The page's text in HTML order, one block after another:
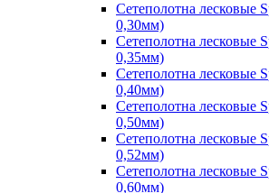
Сетеполотна лесковые
0,30мм)
Сетеполотна лесковые
0,35мм)
Сетеполотна лесковые
0,40мм)
Сетеполотна лесковые
0,50мм)
Сетеполотна лесковые
0,52мм)
Сетеполотна лесковые
0,60мм)